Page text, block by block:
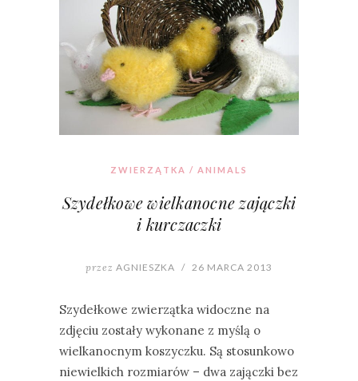
ZWIERZĄTKA / ANIMALS
Szydełkowe wielkanocne zajączki
i kurczaczki
przez AGNIESZKA / 26 MARCA 2013
Szydełkowe zwierzątka widoczne na
zdjęciu zostały wykonane z myślą o
wielkanocnym koszyczku. Są stosunkowo
niewielkich rozmiarów – dwa zajączki bez